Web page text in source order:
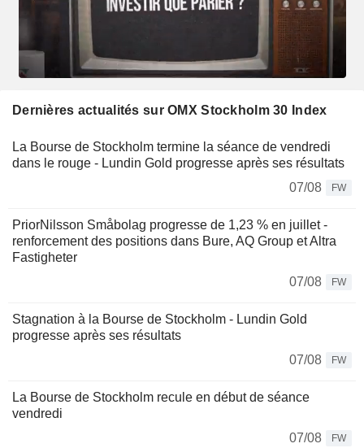
Dernières actualités sur OMX Stockholm 30 Index
La Bourse de Stockholm termine la séance de vendredi
dans le rouge - Lundin Gold progresse après ses résultats
07/08
FW
PriorNilsson Småbolag progresse de 1,23 % en juillet -
renforcement des positions dans Bure, AQ Group et Altra
Fastigheter
07/08
FW
Stagnation à la Bourse de Stockholm - Lundin Gold
progresse après ses résultats
07/08
FW
La Bourse de Stockholm recule en début de séance
vendredi
07/08
FW